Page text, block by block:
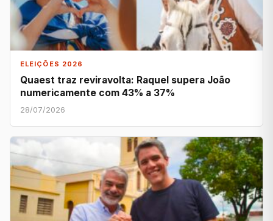
ELEIÇÕES 2026
Quaest traz reviravolta: Raquel supera João
numericamente com 43% a 37%
28/07/2026